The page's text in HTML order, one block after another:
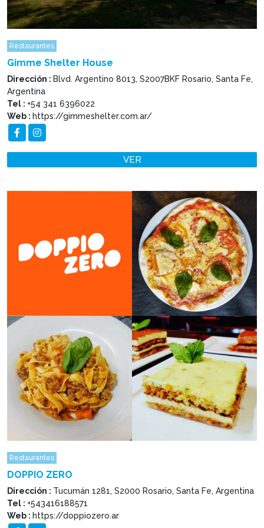
Restaurantes
Gimme Shelter House
Dirección : Blvd. Argentino 8013, S2007BKF Rosario, Santa Fe,
Argentina
Tel : +54 341 6396022
Web : https://gimmeshelter.com.ar/
VER
Restaurantes
DOPPIO ZERO
Dirección : Tucumán 1281, S2000 Rosario, Santa Fe, Argentina
Tel : +543416188571
Web : https://doppiozero.ar